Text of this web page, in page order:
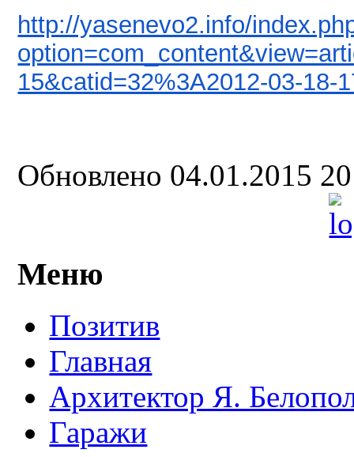
http://yasenevo2.info/
15&catid=32%3A2012-03-18-
Обновлено 04.01.2015
Меню
Позитив
Главная
Архитектор Я.
Гаражи